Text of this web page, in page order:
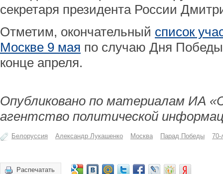
секретаря президента России
Отметим, окончательный список
Москве 9 мая по случаю Дня
конце апреля.
Опубликовано по материалам ИА
агентство политической
Белоруссия Александр Лукашенко Москва Парад Победы 70-
Распечатать